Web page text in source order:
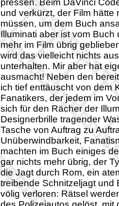
pressen. Beim DaVinci
und verkürzt, der Film
müssen, um dem Buch
Illuminati aber ist vom
mehr im Film übrig
wird das vielleicht nichts
unterhalten. Mir aber hat
ausmacht! Neben den
ich tief enttäuscht von dem
Fanatikers, der jedem im
sich für den Rächer der
Designerbrille tragender
Tasche von Auftrag zu
Unüberwindbarkeit,
machten im Buch einiges
gar nichts mehr übrig, der
die Jagt durch Rom, ein
treibende Schnitzeljagt und
völig verloren: Rätsel